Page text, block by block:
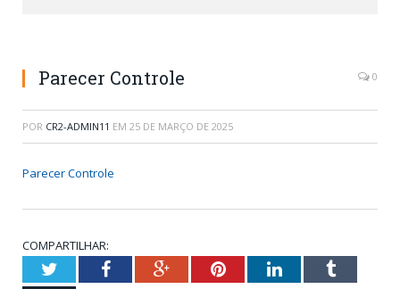
Parecer Controle 0
POR CR2-ADMIN11 EM 25 DE MARÇO DE 2025
Parecer Controle
COMPARTILHAR:
TwitterFacebookGoogle+PinterestLinkedInTumblr